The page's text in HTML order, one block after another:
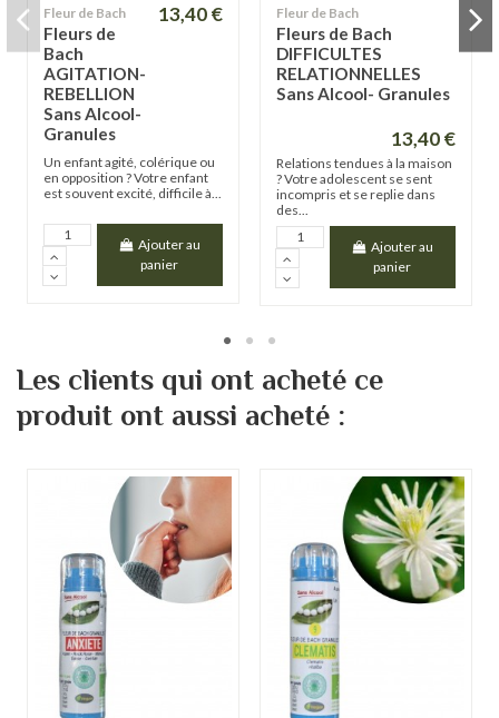
Fleur de Bach
Fleurs de
Bach
AGITATION-
REBELLION
Sans Alcool-
Granules
13,40 €
Un enfant agité, colérique ou
en opposition ? Votre enfant
est souvent excité, difficile à...
Ajouter au
panier
Fleur de Bach
Fleurs de Bach
DIFFICULTES
RELATIONNELLES
Sans Alcool- Granules
13,40 €
Relations tendues à la maison
? Votre adolescent se sent
incompris et se replie dans
des...
Ajouter au
panier
Les clients qui ont acheté ce
produit ont aussi acheté :